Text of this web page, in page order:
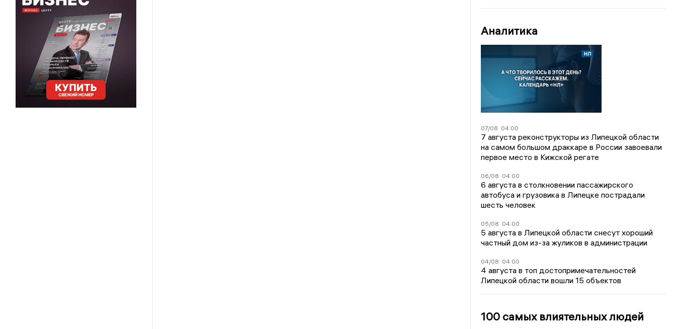
Аналитика
07/08 04:00
7 августа реконструкторы из Липецкой области
на самом большом драккаре в России завоевали
первое место в Кижской регате
06/08 04:00
6 августа в столкновении пассажирского
автобуса и грузовика в Липецке пострадали
шесть человек
05/08 04:00
5 августа в Липецкой области снесут хороший
частный дом из-за жуликов в администрации
04/08 04:00
4 августа в топ достопримечательностей
Липецкой области вошли 15 объектов
100 самых влиятельных людей